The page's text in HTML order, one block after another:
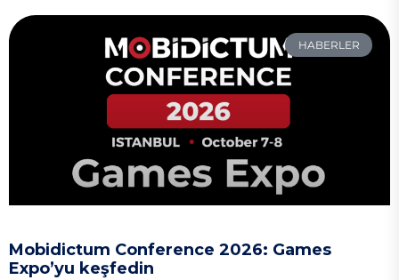
HABERLER
Mobidictum Conference 2026: Games
Expo’yu keşfedin